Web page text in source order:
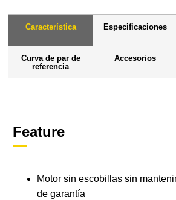
Característica Especificaciones
Curva de par de
referencia
Accesorios
Feature
Motor sin escobillas sin
de garantía